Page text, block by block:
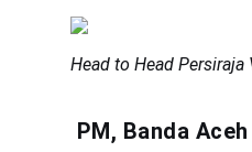
Head to Head Persiraja
PM, Banda